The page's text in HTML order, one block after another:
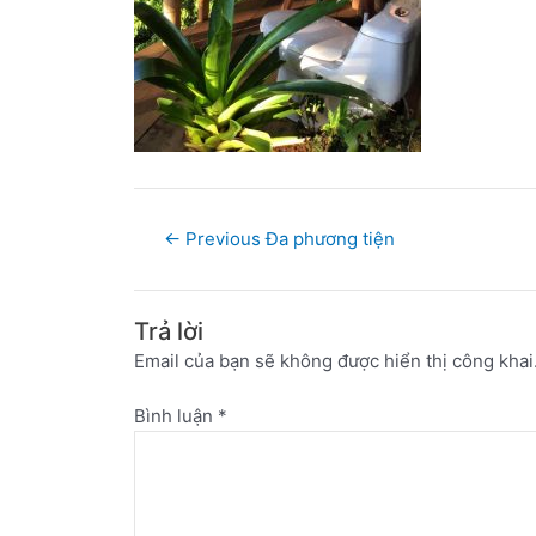
← Previous Đa phương tiện
Trả lời
Email của bạn sẽ không được hiển thị công khai.
Bình luận *